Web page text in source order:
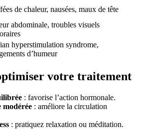
de chaleur, nausées, maux de tête
abdominale, troubles visuels
hyperstimulation syndrome,
d’humeur
votre traitement
: favorise l’action hormonale.
modérée : améliore la circulation
: pratiquez relaxation ou méditation.